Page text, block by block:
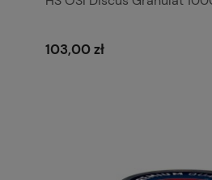
103,00 zł